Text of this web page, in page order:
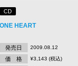
CD
ONE HEART
発売日 2009.08.12
価 格 ¥3,143 (税込)